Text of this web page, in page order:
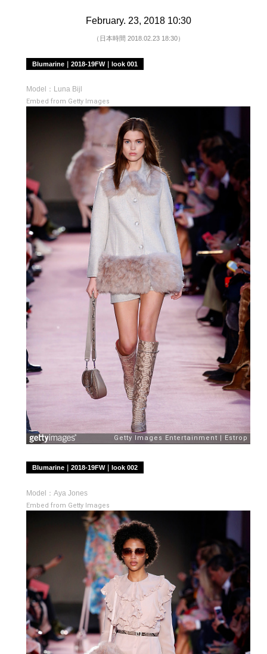
February. 23, 2018 10:30
（日本時間 2018.02.23 18:30）
Blumarine｜2018-19FW｜look 001
Model：Luna Bijl
Embed from Getty Images
Blumarine｜2018-19FW｜look 002
Model：Aya Jones
Embed from Getty Images